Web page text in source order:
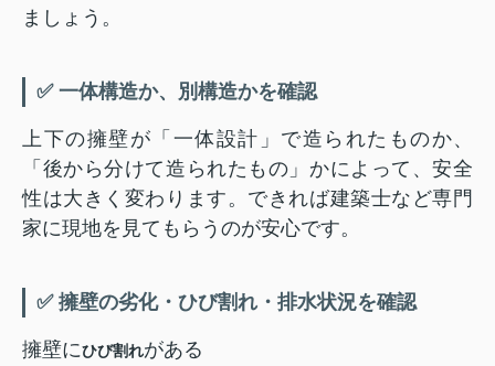
ましょう。
✅ 一体構造か、別構造かを確認
上下の擁壁が「一体設計」で造られたものか、
「後から分けて造られたもの」かによって、安全
性は大きく変わります。できれば建築士など専門
家に現地を見てもらうのが安心です。
✅ 擁壁の劣化・ひび割れ・排水状況を確認
擁壁にひび割れがある